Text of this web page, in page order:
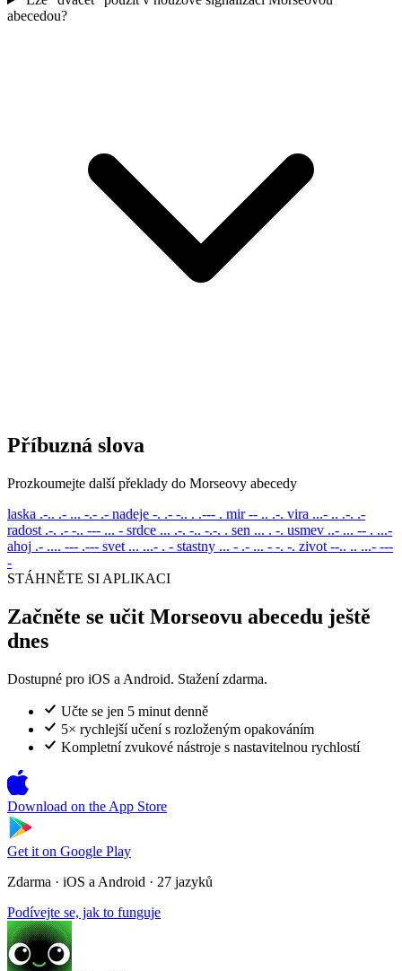
abecedou?
Příbuzná slova
Prozkoumejte další překlady do Morseovy abecedy
laska .-.. .- ... -.- .- nadeje -. .- -.. . .--- . mir -- .. .-. vira ...- .. .-. .-
radost .-. .- -.. --- ... - srdce ... .-. -.. -.-. . sen ... . -. usmev ..- ... -- . ...-
ahoj .- .... --- .--- svet ... ...- . - stastny ... - .- ... - -. -. zivot --.. .. ...- ---
-
STÁHNĚTE SI APLIKACI
Začněte se učit Morseovu abecedu ještě
dnes
Dostupné pro iOS a Android. Stažení zdarma.
Učte se jen 5 minut denně
5× rychlejší učení s rozloženým opakováním
Kompletní zvukové nástroje s nastavitelnou rychlostí
Download on the App Store
Get it on Google Play
Zdarma · iOS a Android · 27 jazyků
Podívejte se, jak to funguje